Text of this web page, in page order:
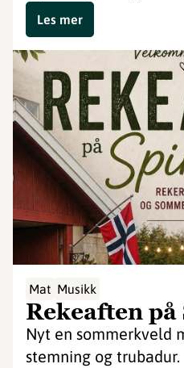
Les mer
Mat Musikk
Rekeaften
Nyt en sommerkveld
stemning og trubadur.